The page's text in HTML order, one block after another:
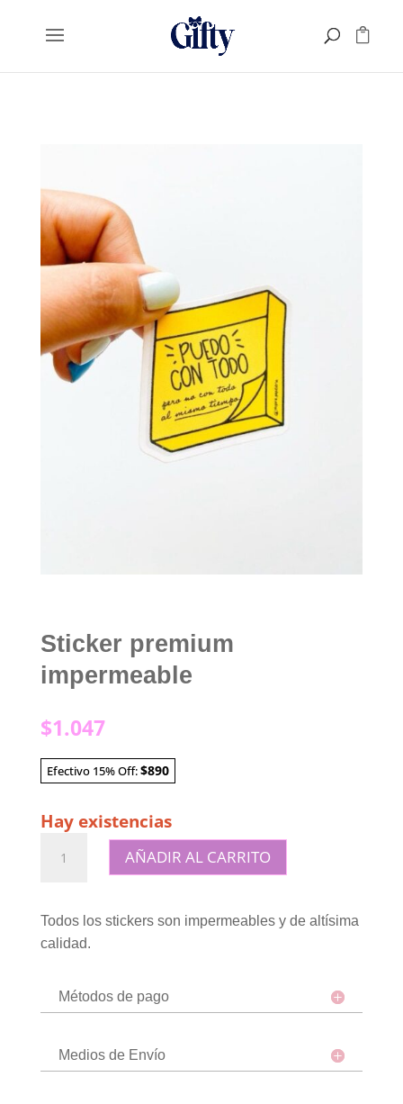
Sticker premium
impermeable
$1.047
Efectivo 15% Off:$890
Hay existencias
premium
AÑADIR AL CARRITO
Todos los stickers son impermeables y de altísima
calidad.
Métodos de pago
Medios de Envío